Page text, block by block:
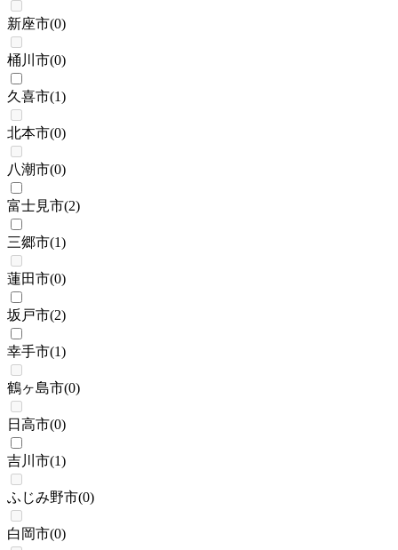
新座市(0)
桶川市(0)
久喜市(1)
北本市(0)
八潮市(0)
富士見市(2)
三郷市(1)
蓮田市(0)
坂戸市(2)
幸手市(1)
鶴ヶ島市(0)
日高市(0)
吉川市(1)
ふじみ野市(0)
白岡市(0)